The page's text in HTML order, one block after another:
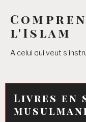
contenu
principal
l'Islam
A celui qui veut
Livres